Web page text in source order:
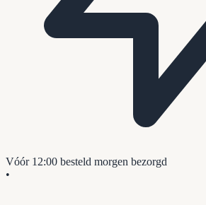
Vóór 12:00 besteld morgen bezorgd
•